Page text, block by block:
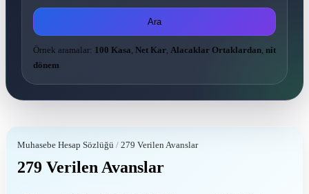
Ara
Örnek aramalar: 100 Kasa, Net Kar, Alacaklar Ortaklardan, nit
dönem
Muhasebe Hesap Sözlüğü / 279 Verilen Avanslar
279 Verilen Avanslar